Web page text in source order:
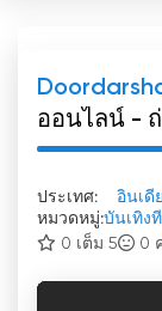
ออนไลน์ -
ประเทศ:
อินเดีย
หมวดหมู่:บันเทิง
0 เต็ม 5
0